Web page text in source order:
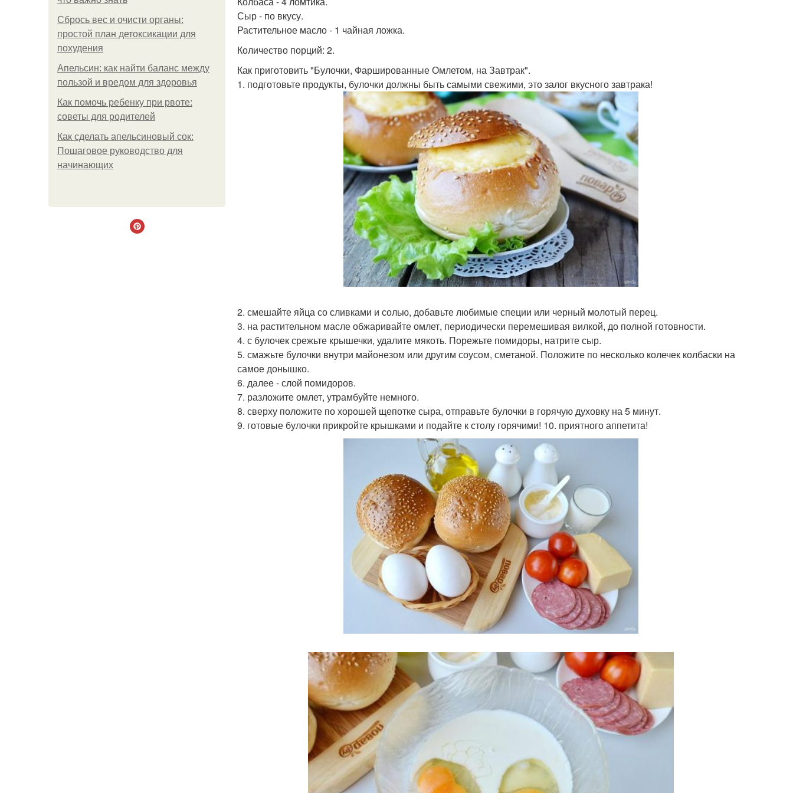
Сбрось вес и очисти органы:
простой план детоксикации для
похудения
Апельсин: как найти баланс между
пользой и вредом для здоровья
Как помочь ребенку при рвоте:
советы для родителей
Как сделать апельсиновый сок:
Пошаговое руководство для
начинающих
Сыр - по вкусу.
Растительное масло - 1 чайная ложка.
Количество порций: 2.
Как приготовить "Булочки, Фаршированные Омлетом, на Завтрак".
1. подготовьте продукты, булочки должны быть самыми свежими, это залог вкусного завтрака!
2. смешайте яйца со сливками и солью, добавьте любимые специи или черный молотый перец.
3. на растительном масле обжаривайте омлет, периодически перемешивая вилкой, до полной готовности.
4. с булочек срежьте крышечки, удалите мякоть. Порежьте помидоры, натрите сыр.
5. смажьте булочки внутри майонезом или другим соусом, сметаной. Положите по несколько колечек колбаски на
самое донышко.
6. далее - слой помидоров.
7. разложите омлет, утрамбуйте немного.
8. сверху положите по хорошей щепотке сыра, отправьте булочки в горячую духовку на 5 минут.
9. готовые булочки прикройте крышками и подайте к столу горячими! 10. приятного аппетита!